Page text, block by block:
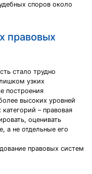
споров около
правовых
стало трудно
узких
построения
высоких уровней
– правовая
оценивать
а не отдельные его
правовых систем